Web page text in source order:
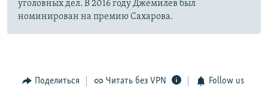
уголовных дел. В 2016 году Джемилев был
номинирован на премию Сахарова.
Поделиться Читать без VPN Follow us